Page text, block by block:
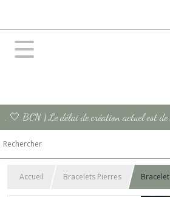
. 🤍 BCN | Le délai de création actuel est
Accueil Bracelets Pierres